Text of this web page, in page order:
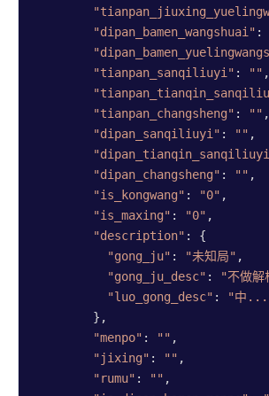
"dipan_bamen_wangshuai" :
"tianpan_sanqiliuyi" : "" ,
"tianpan_changsheng" : "" ,
"dipan_sanqiliuyi" : "" ,
"dipan_changsheng" : "" ,
"is_kongwang" : "0" ,
"is_maxing" : "0" ,
"description" : {
"gong_ju" : "未知局" ,
"gong_ju_desc" : "不做解
"luo_gong_desc" :
"中
        },
"menpo" : "" ,
"jixing" : "" ,
"rumu" : "" ,